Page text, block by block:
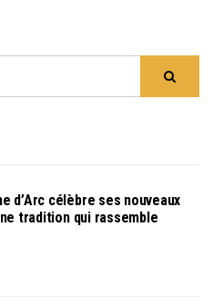
d’Arc célèbre ses nouveaux
tradition qui rassemble